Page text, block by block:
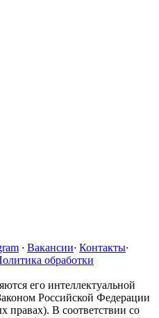
· Вакансии· Контакты·
обработки
его интеллектуальной
Российской Федерации
правах). В соответствии со